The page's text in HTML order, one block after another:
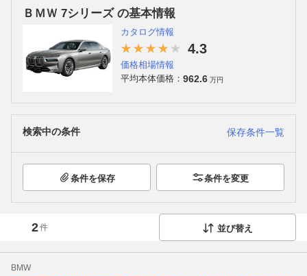
ＢＭＷ 7シリーズ の基本情報
カタログ情報
4.3
価格相場情報
平均本体価格： 962.6 万円
検索中の条件 保存条件一覧
条件を保存 条件を変更
2件 並び替え
BMW